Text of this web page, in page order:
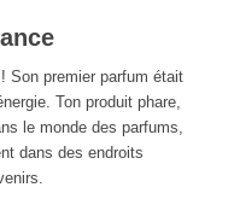
Son premier parfum était
Ton produit phare,
le monde des parfums,
dans des endroits